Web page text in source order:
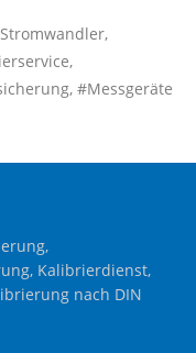
#Messgeräte
Kalibrierdienst,
nach DIN